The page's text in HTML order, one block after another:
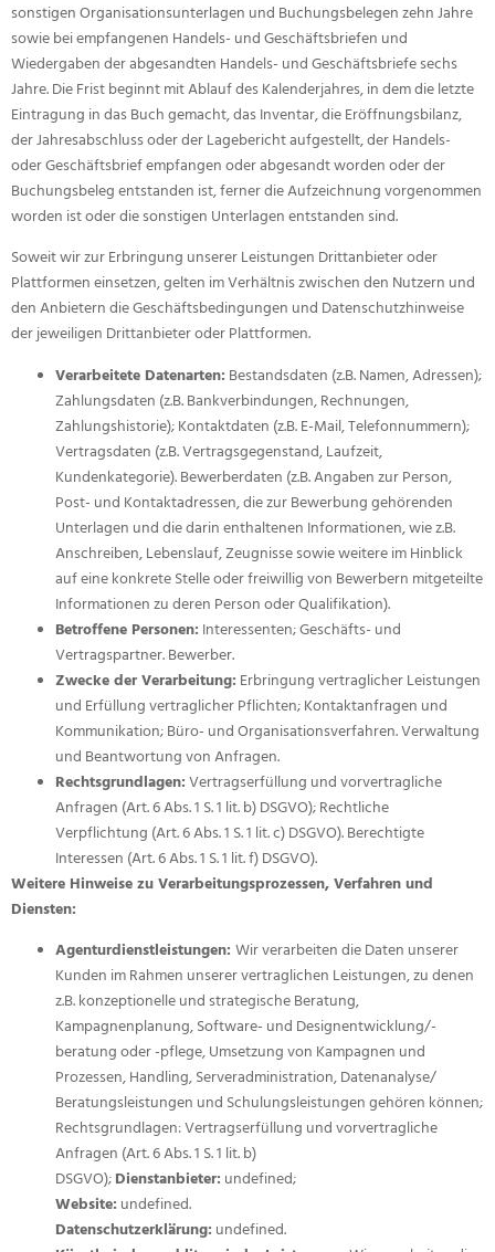
sonstigen Organisationsunterlagen und Buchungsbelegen zehn Jahre
sowie bei empfangenen Handels- und Geschäftsbriefen und
Wiedergaben der abgesandten Handels- und Geschäftsbriefe sechs
Jahre. Die Frist beginnt mit Ablauf des Kalenderjahres, in dem die letzte
Eintragung in das Buch gemacht, das Inventar, die Eröffnungsbilanz,
der Jahresabschluss oder der Lagebericht aufgestellt, der Handels-
oder Geschäftsbrief empfangen oder abgesandt worden oder der
Buchungsbeleg entstanden ist, ferner die Aufzeichnung vorgenommen
worden ist oder die sonstigen Unterlagen entstanden sind.
Soweit wir zur Erbringung unserer Leistungen Drittanbieter oder
Plattformen einsetzen, gelten im Verhältnis zwischen den Nutzern und
den Anbietern die Geschäftsbedingungen und Datenschutzhinweise
der jeweiligen Drittanbieter oder Plattformen.
Verarbeitete Datenarten: Bestandsdaten (z.B. Namen, Adressen);
Zahlungsdaten (z.B. Bankverbindungen, Rechnungen,
Zahlungshistorie); Kontaktdaten (z.B. E-Mail, Telefonnummern);
Vertragsdaten (z.B. Vertragsgegenstand, Laufzeit,
Kundenkategorie). Bewerberdaten (z.B. Angaben zur Person,
Post- und Kontaktadressen, die zur Bewerbung gehörenden
Unterlagen und die darin enthaltenen Informationen, wie z.B.
Anschreiben, Lebenslauf, Zeugnisse sowie weitere im Hinblick
auf eine konkrete Stelle oder freiwillig von Bewerbern mitgeteilte
Informationen zu deren Person oder Qualifikation).
Betroffene Personen: Interessenten; Geschäfts- und
Vertragspartner. Bewerber.
Zwecke der Verarbeitung: Erbringung vertraglicher Leistungen
und Erfüllung vertraglicher Pflichten; Kontaktanfragen und
Kommunikation; Büro- und Organisationsverfahren. Verwaltung
und Beantwortung von Anfragen.
Rechtsgrundlagen: Vertragserfüllung und vorvertragliche
Anfragen (Art. 6 Abs. 1 S. 1 lit. b) DSGVO); Rechtliche
Verpflichtung (Art. 6 Abs. 1 S. 1 lit. c) DSGVO). Berechtigte
Interessen (Art. 6 Abs. 1 S. 1 lit. f) DSGVO).
Weitere Hinweise zu Verarbeitungsprozessen, Verfahren und
Diensten:
Agenturdienstleistungen: Wir verarbeiten die Daten unserer
Kunden im Rahmen unserer vertraglichen Leistungen, zu denen
z.B. konzeptionelle und strategische Beratung,
Kampagnenplanung, Software- und Designentwicklung/-
beratung oder -pflege, Umsetzung von Kampagnen und
Prozessen, Handling, Serveradministration, Datenanalyse/
Beratungsleistungen und Schulungsleistungen gehören können;
Rechtsgrundlagen: Vertragserfüllung und vorvertragliche
Anfragen (Art. 6 Abs. 1 S. 1 lit. b)
DSGVO); Dienstanbieter: undefined;
Website: undefined.
Datenschutzerklärung: undefined.